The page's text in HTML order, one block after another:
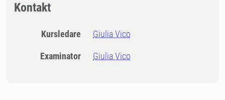
Kontakt
Kursledare Giulia Vico
Examinator Giulia Vico